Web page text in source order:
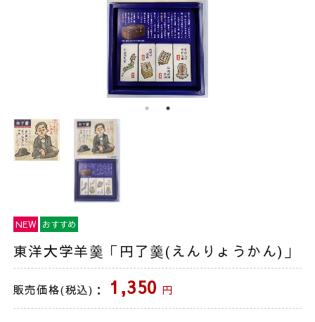
NEW おすすめ
東洋大学羊羹「円了羹(えんりょうかん)」
販売価格(税込)： 1,350 円